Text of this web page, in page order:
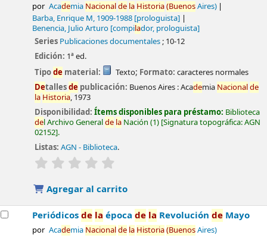
por Academia Nacionalde la Historia(BuenosAires)
Barba, Enrique M, 1909-1988 [prologuista]
Benencia, Julio Arturo [compilador, prologuista]
Series Publicaciones documentales; 10-12
Edición: 1ª ed.
Tipode material: Texto; Formato: caracteres normales
Detallesde publicación: Buenos Aires :Academia Nacionalde
la Historia, 1973
Disponibilidad:Ítems disponibles para préstamo: Biblioteca
del Archivo Generalde la Nación (1) Signatura topográfica:AGN
02152 .
Listas: AGN - Biblioteca.
valoración
Agregar al carrito
Periódicosde la épocade la Revoluciónde Mayo
por Academia Nacionalde la Historia(BuenosAires)